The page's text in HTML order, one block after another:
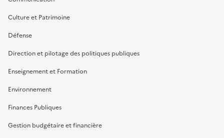
Culture et Patrimoine
Défense
Direction et pilotage des politiques publiques
Enseignement et Formation
Environnement
Finances Publiques
Gestion budgétaire et financière